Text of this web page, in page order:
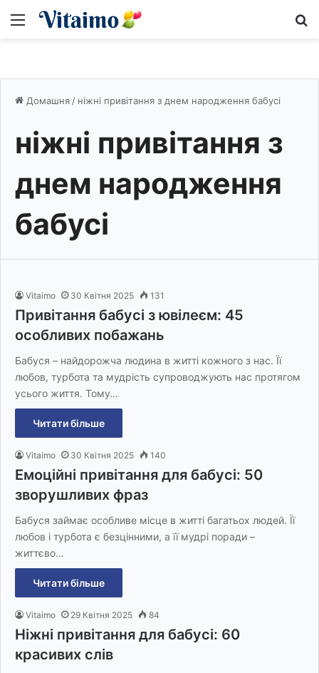
Меню
Домашня / ніжні привітання з днем народження бабусі
ніжні привітання з
днем народження
бабусі
Vitaimo 30 Квітня 2025 131
Привітання бабусі з ювілеєм: 45
особливих побажань
Бабуся – найдорожча людина в житті кожного з нас. Її
любов, турбота та мудрість супроводжують нас протягом
усього життя. Тому…
Читати більше
Vitaimo 30 Квітня 2025 140
Емоційні привітання для бабусі: 50
зворушливих фраз
Бабуся займає особливе місце в житті багатьох людей. Її
любов і турбота є безцінними, а її мудрі поради –
життєво…
Читати більше
Vitaimo 29 Квітня 2025 84
Ніжні привітання для бабусі: 60
красивих слів